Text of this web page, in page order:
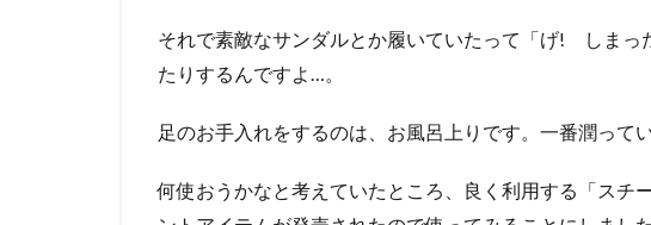
それで素敵なサンダルとか履いていたって「げ! しまっ
たりするんですよ…。
足のお手入れをするのは、お風呂上りです。一番潤って
何使おうかなと考えていたところ、良く利用する「スチ